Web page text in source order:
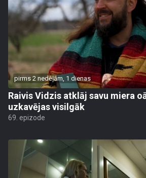
pirms 2 nedēļām, 1 dienas
Raivis Vidzis atklāj savu miera
uzkavējas visilgāk
69. epizode